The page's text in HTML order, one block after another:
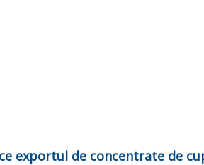
exportul de concentrate de